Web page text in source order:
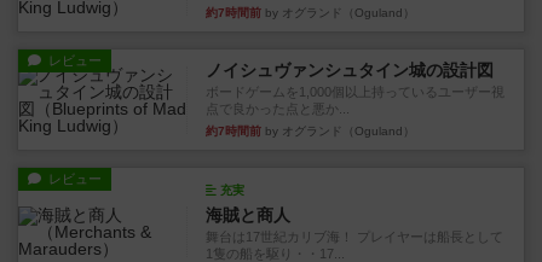
約7時間前 by オグランド（Oguland）
レビュー ノイシュヴァンシュタイン城の設計図
ボードゲームを1,000個以上持っているユーザー視
点で良かった点と悪か...
約7時間前 by オグランド（Oguland）
レビュー
充実
海賊と商人
舞台は17世紀カリブ海！ プレイヤーは船長として
1隻の船を駆り・・17...